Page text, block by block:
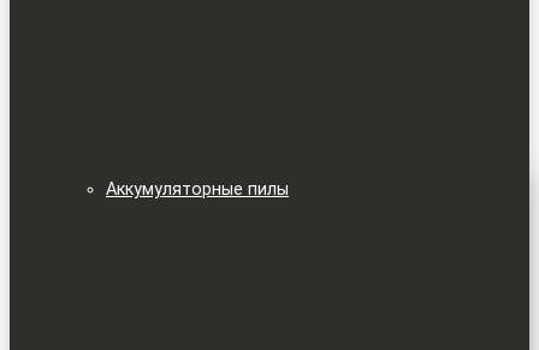
Аккумуляторные пилы